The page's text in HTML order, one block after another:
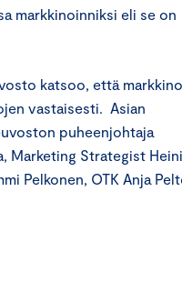
markkinoinniksi eli se on
katsoo, että
vastaisesti. Asian
puheenjohtaja
Marketing Strategist Heini
Pelkonen, OTK Anja